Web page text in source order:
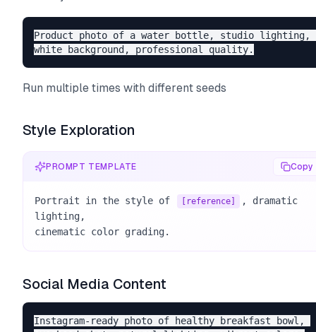
Product photo of a water bottle, studio lighting,
Run multiple times with different seeds
Style Exploration
PROMPT TEMPLATE Copy
Portrait in the style of [reference]
, dramatic
lighting,
cinematic color grading.
Social Media Content
Instagram-ready photo of healthy breakfast bowl,